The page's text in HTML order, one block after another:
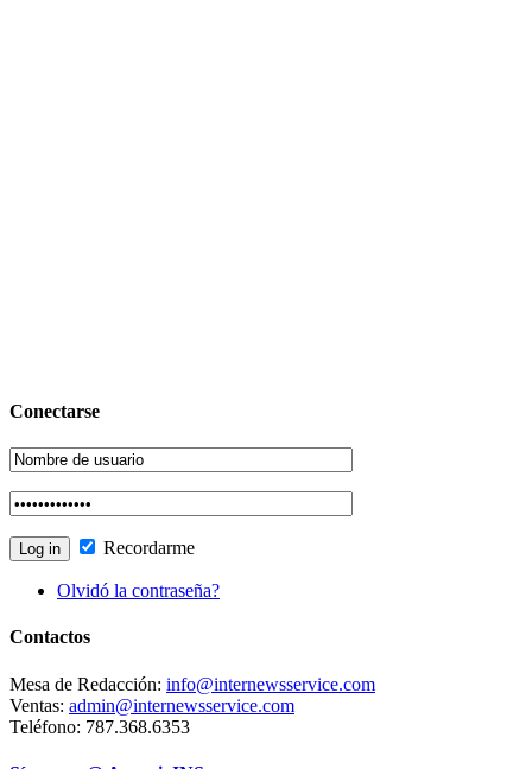
Conectarse
Recordarme
Olvidó la contraseña?
Contactos
Mesa de Redacción: info@internewsservice.com
Ventas: admin@internewsservice.com
Teléfono: 787.368.6353